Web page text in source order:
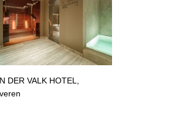
DER VALK HOTEL,